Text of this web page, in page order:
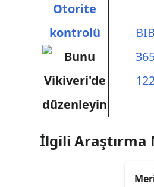
Otorite
kontrolü
İlgili Araştırma